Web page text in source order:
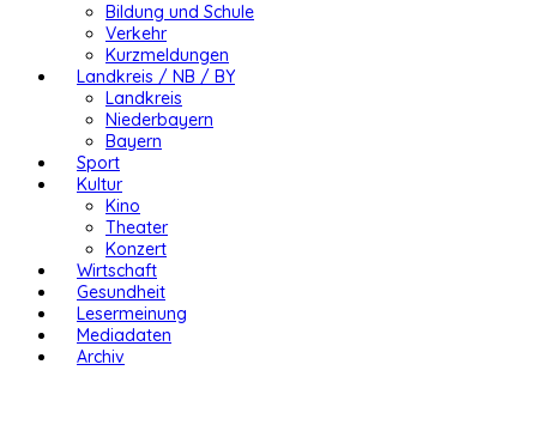
Bildung und Schule
Verkehr
Kurzmeldungen
Landkreis / NB / BY
Landkreis
Niederbayern
Bayern
Sport
Kultur
Kino
Theater
Konzert
Wirtschaft
Gesundheit
Lesermeinung
Mediadaten
Archiv